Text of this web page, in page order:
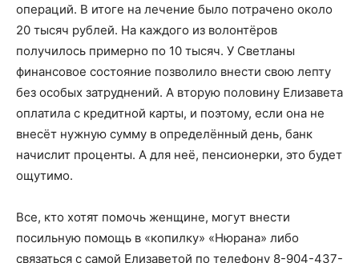
операций. В итоге на лечение было потрачено около
20 тысяч рублей. На каждого из волонтёров
получилось примерно по 10 тысяч. У Светланы
финансовое состояние позволило внести свою лепту
без особых затруднений. А вторую половину Елизавета
оплатила с кредитной карты, и поэтому, если она не
внесёт нужную сумму в определённый день, банк
начислит проценты. А для неё, пенсионерки, это будет
ощутимо.
Все, кто хотят помочь женщине, могут внести
посильную помощь в «копилку» «Нюрана» либо
связаться с самой Елизаветой по телефону 8-904-437-